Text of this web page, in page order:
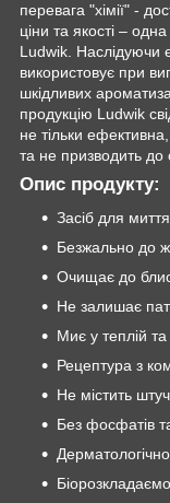
перевага "хімії" -
ціни та якості –
Ludwik. Наслідуючи
використовує при
шкідливих
продукцію Ludwik
не тільки
та не призводить до
Опис продукту:
Засіб для
Безжально до
Очищає до
Не залишає
Миє у теплій та
Рецептура з
Не містить
Без фосфатів
Біорозкладаємо